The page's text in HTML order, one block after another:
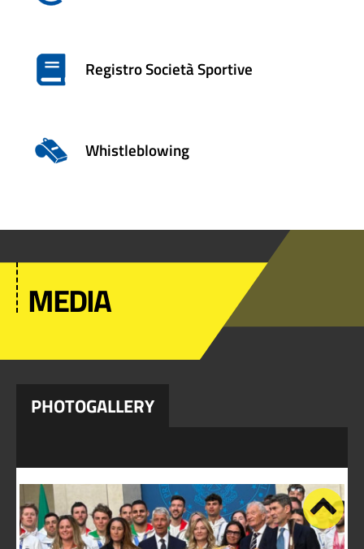
Registro Società Sportive
Whistleblowing
MEDIA
PHOTOGALLERY